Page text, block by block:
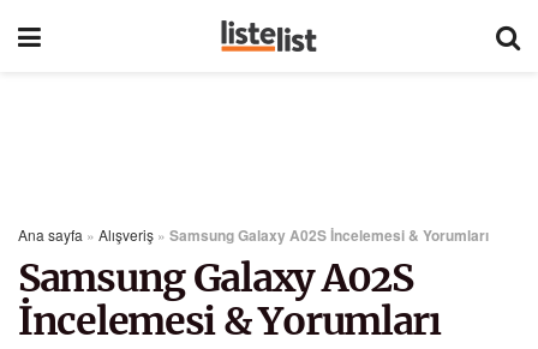
Ana sayfa » Alışveriş » Samsung Galaxy A02S İncelemesi & Yorumları
Samsung Galaxy A02S
İncelemesi & Yorumları